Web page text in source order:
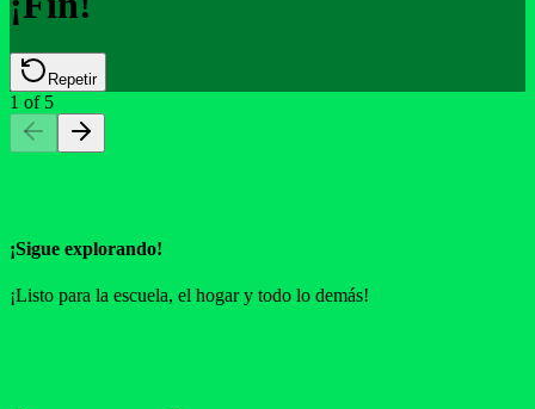
Repetir
1 of 5
¡Sigue explorando!
¡Listo para la escuela, el hogar y todo lo demás!